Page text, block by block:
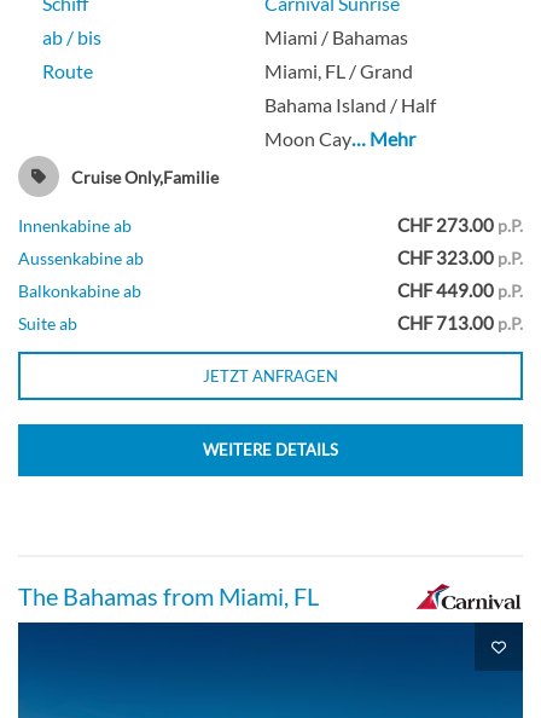
Suite
ab / bis
Miami / Bahamas
Route
Miami, FL / Grand
Bahama Island / Half
Moon Cay… Mehr
Cruise Only,Familie
Innenkabine ab CHF 273.00 p.P.
Aussenkabine ab
CHF 323.00 p.P.
Balkonkabine ab
CHF 449.00 p.P.
Suite ab
CHF 713.00 p.P.
JETZT ANFRAGEN
WEITERE DETAILS
The Bahamas from Miami, FL